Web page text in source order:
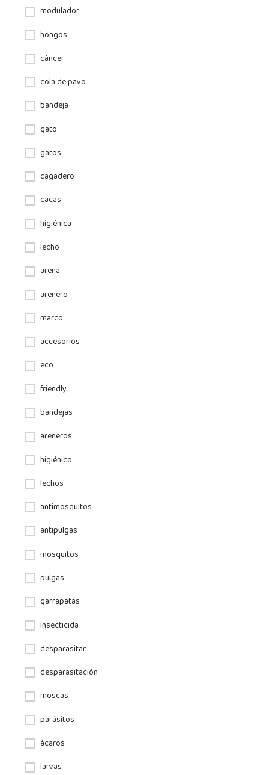
modulador
hongos
cáncer
cola de pavo
bandeja
gato
gatos
cagadero
cacas
higiénica
lecho
arena
arenero
marco
accesorios
eco
friendly
bandejas
areneros
higiénico
lechos
antimosquitos
antipulgas
mosquitos
pulgas
garrapatas
insecticida
desparasitar
desparasitación
moscas
parásitos
ácaros
larvas